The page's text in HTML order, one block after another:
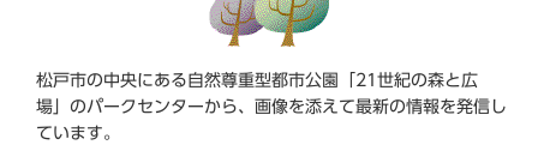
松戸市の中央にある自然尊重型都市公園「21世紀の森と広
場」のパークセンターから、画像を添えて最新の情報を発信し
ています。